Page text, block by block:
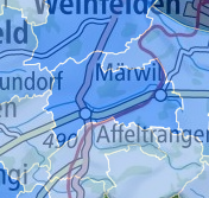
Erweiterte
Werkzeuge
Geokatalog
Dargestellte